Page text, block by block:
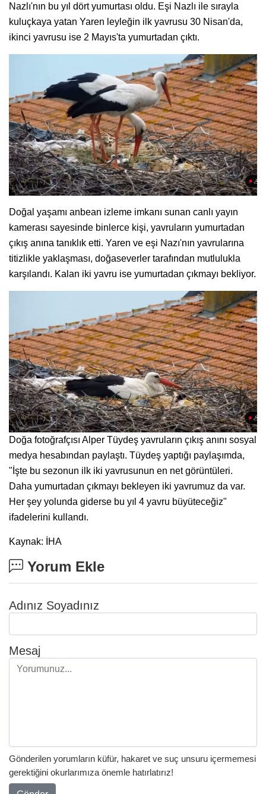
Nazlı'nın bu yıl dört yumurtası oldu. Eşi Nazlı ile sırayla
kuluçkaya yatan Yaren leyleğin ilk yavrusu 30 Nisan'da,
ikinci yavrusu ise 2 Mayıs'ta yumurtadan çıktı.
Doğal yaşamı anbean izleme imkanı sunan canlı yayın
kamerası sayesinde binlerce kişi, yavruların yumurtadan
çıkış anına tanıklık etti. Yaren ve eşi Nazı'nın yavrularına
titizlikle yaklaşması, doğaseverler tarafından mutlulukla
karşılandı. Kalan iki yavru ise yumurtadan çıkmayı bekliyor.
Doğa fotoğrafçısı Alper Tüydeş yavruların çıkış anını sosyal
medya hesabından paylaştı. Tüydeş yaptığı paylaşımda,
"İşte bu sezonun ilk iki yavrusunun en net görüntüleri.
Daha yumurtadan çıkmayı bekleyen iki yavrumuz da var.
Her şey yolunda giderse bu yıl 4 yavru büyüteceğiz"
ifadelerini kullandı.
Kaynak: İHA
Yorum Ekle
Adınız Soyadınız
Mesaj
Gönderilen yorumların küfür, hakaret ve suç unsuru içermemesi
gerektiğini okurlarımıza önemle hatırlatırız!